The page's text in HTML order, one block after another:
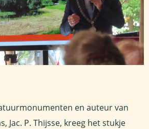
en auteur van
Jac. P. Thijsse, kreeg het stukje